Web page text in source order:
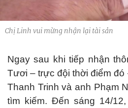
Chị Linh vui mừng nhận lại tài sản
Ngay sau khi tiếp nhận
Tươi – trực đội thời điểm đó
Thanh Trinh và anh Phạm
tìm kiếm. Đến sáng 14/